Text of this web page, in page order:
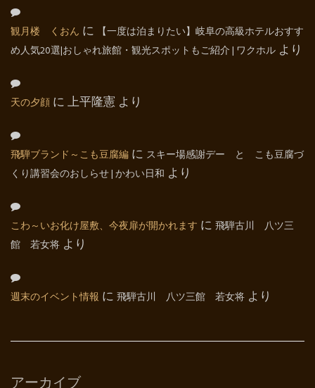
観月楼 くおん に
【一度は泊まりたい】岐阜の高級ホテルおすす
め人気20選|おしゃれ旅館・観光スポットもご紹介 | ワクホル より
天の夕顔 に 上平隆憲 より
飛騨ブランド～こも豆腐編 に スキー場感謝デー と こも豆腐づ
くり講習会のおしらせ | かわい日和 より
こわ～いお化け屋敷、今夜扉が開かれます に 飛騨古川 八ツ三
館 若女将 より
週末のイベント情報 に 飛騨古川 八ツ三館 若女将 より
アーカイブ